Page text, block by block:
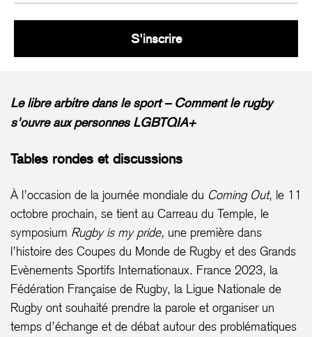
S'inscrireRugby is my Pride
Le libre arbitre dans le sport – Comment le rugby
s'ouvre aux personnes LGBTQIA+
Tables rondes et discussions
À l’occasion de la journée mondiale du Coming Out, le 11
octobre prochain, se tient au Carreau du Temple, le
symposium Rugby is my pride, une première dans
l’histoire des Coupes du Monde de Rugby et des Grands
Evènements Sportifs Internationaux. France 2023, la
Fédération Française de Rugby, la Ligue Nationale de
Rugby ont souhaité prendre la parole et organiser un
temps d’échange et de débat autour des problématiques